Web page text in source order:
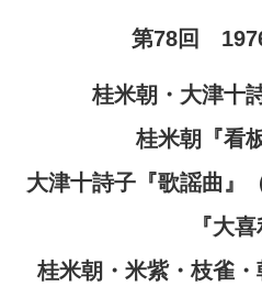
第78回
桂米朝・大津十
桂米朝『看
大津十詩子『歌謡曲』
『大喜
桂米朝・米紫・枝雀